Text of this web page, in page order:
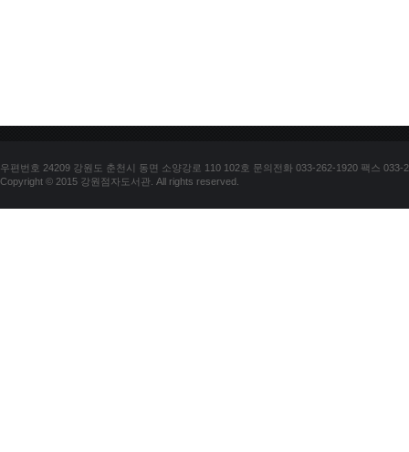
우편번호 24209 강원도 춘천시 동면 소양강로 110 102호 문의전화 033-262-1920 팩스 033-
Copyright © 2015 강원점자도서관. All rights reserved.